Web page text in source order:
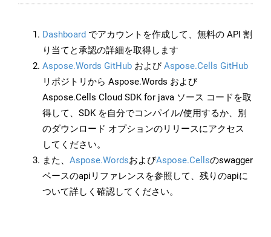
Dashboard でアカウントを作成して、無料の API 割
り当てと承認の詳細を取得します
Aspose.Words GitHub およびAspose.Cells GitHub
リポジトリから Aspose.Words および
Aspose.Cells Cloud SDK for java ソース コードを取
得して、SDK を自分でコンパイル/使用するか、別
のダウンロード オプションのリリースにアクセス
してください。
また、 Aspose.WordsおよびAspose.Cellsのswagger
ベースのapiリファレンスを参照して、残りのapiに
ついて詳しく確認してください。